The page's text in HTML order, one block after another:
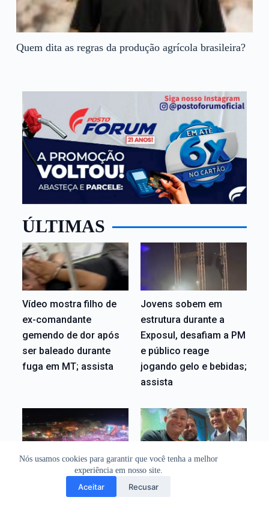
Nós usamos cookies para garantir que você tenha a melhor
experiência em nosso site.
Aceitar Recusar
Quem dita as regras da produção agrícola brasileira?
ÚLTIMAS
Vídeo mostra filho de
ex-comandante
gemendo de dor após
ser baleado durante
fuga em MT; assista
Jovens sobem em
estrutura durante a
Exposul, desafiam a PM
e público reage
jogando gelo e bebidas;
assista
Entrada de graça e
grandes shows levam
mais de 50 mil pessoas
Zé Medeiros escolhe
Xuxu Dal Molin como